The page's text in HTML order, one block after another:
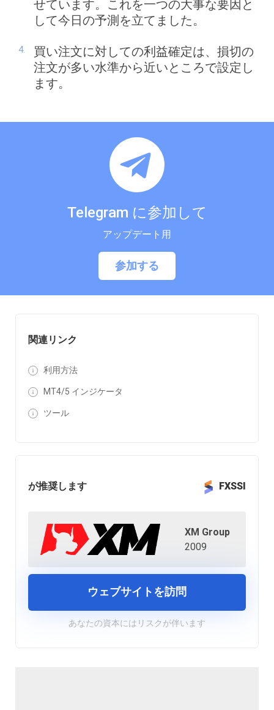
関連リンク
利用方法
MT4/5 インジケータ
ツール
が推奨します FXSSI
XM Group
2009
ウェブサイトを訪問
あなたの資本にはリスクが伴います
せています。これを一つの大事な要因と
して今日の予測を立てました。
買い注文に対しての利益確定は、損切の
注文が多い水準から近いところで設定し
ます。
Telegram に参加して
アップデート用
参加する